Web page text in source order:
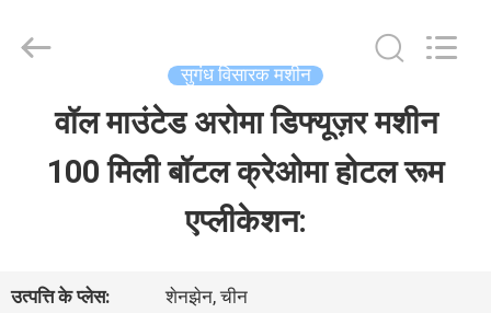
वीडियो
Online
सुगंध विसारक मशीन
वॉल माउंटेड अरोमा डिफ्यूज़र मशीन
100 मिली बॉटल क्रेओमा होटल रूम
एप्लीकेशन:
उत्पत्ति के प्लेस: शेनझेन, चीन